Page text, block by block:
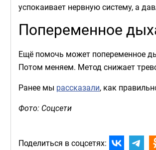
успокаивает нервную систему, а
Попеременное
Ещё помочь может попеременное
Потом меняем. Метод снижает
Ранее мы рассказали, как
Фото: Соцсети
Поделиться в соцсетях: